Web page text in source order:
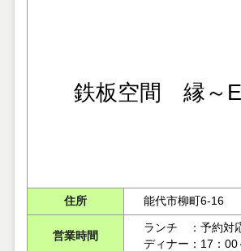
鉄板空間 縁～
住所 能代市柳町6-16
営業時間
ランチ ：予約対
ディナー：17：00